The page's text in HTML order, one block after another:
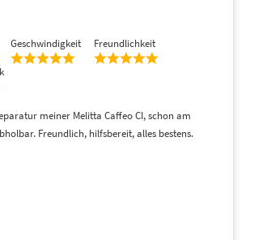
Geschwindigkeit Freundlichkeit
meiner Melitta Caffeo CI, schon am
Freundlich, hilfsbereit, alles bestens.